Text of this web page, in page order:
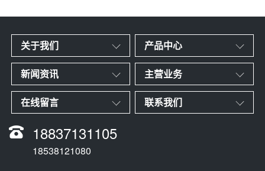
关于我们 产品中心
新闻资讯 主营业务
在线留言 联系我们
18837131105
18538121080